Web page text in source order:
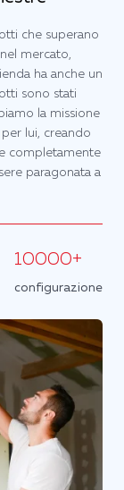
che superano
mercato,
ha anche un
sono stati
la missione
lui, creando
completamente
paragonata a
10000+
configurazione